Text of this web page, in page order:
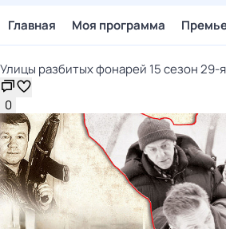
Главная Моя программа
Улицы разбитых фонарей 15 сезон 29-
0